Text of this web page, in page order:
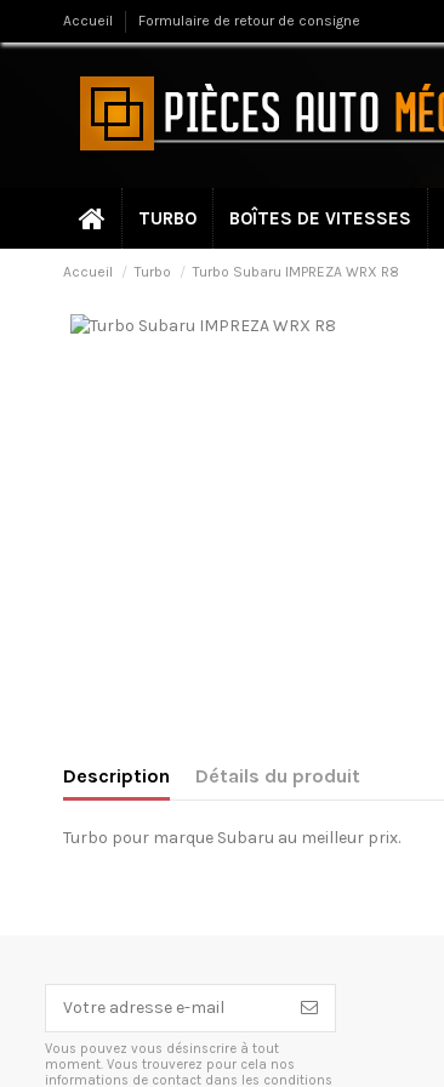
Accueil Formulaire de retour de consigne
TURBO BOÎTES DE VITESSES
Accueil Turbo Turbo Subaru IMPREZA WRX R8
Description Détails du produit
Turbo pour marque Subaru au meilleur prix.
Vous pouvez vous désinscrire à tout
moment. Vous trouverez pour cela nos
informations de contact dans les conditions